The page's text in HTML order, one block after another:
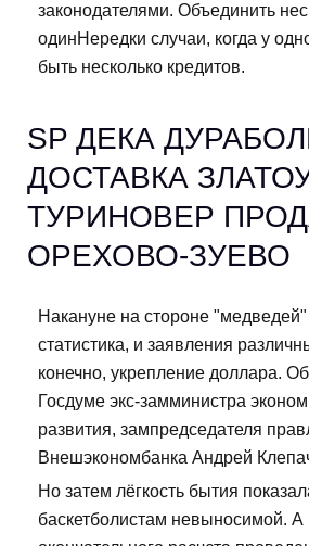
законодателями. Объединить
одинНередки случаи, когда у
быть несколько кредитов.
SP ДЕКА
ДОСТАВКА
ТУРИНОВЕР
ОРЕХОВО-ЗУЕВО
Накануне на стороне
статистика, и заявления
конечно, укрепление доллара.
Госдуме экс-замминистра
развития, зампредседателя
Внешэкономбанка Андрей
Но затем лёгкость бытия
баскетболистам невыносимой. А